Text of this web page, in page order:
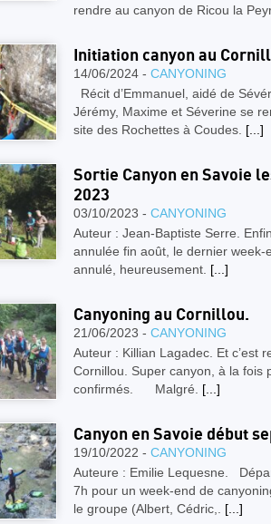
rendre au canyon de Ricou la
Initiation canyon au
14/06/2024 - CANYONING
Récit d’Emmanuel, aidé de
Jérémy, Maxime et Séverine se
site des Rochettes à Coudes. [...]
Sortie Canyon en Savoie
2023
03/10/2023 - CANYONING
Auteur : Jean-Baptiste Serre.
annulée fin août, le dernier week-
annulé, heureusement. [...]
Canyoning au Cornillou.
21/06/2023 - CANYONING
Auteur : Killian Lagadec. Et c’est
Cornillou. Super canyon, à la fois
confirmés. Malgré. [...]
Canyon en Savoie début
19/10/2022 - CANYONING
Auteure : Emilie Lequesne.
7h pour un week-end de
le groupe (Albert, Cédric,. [...]